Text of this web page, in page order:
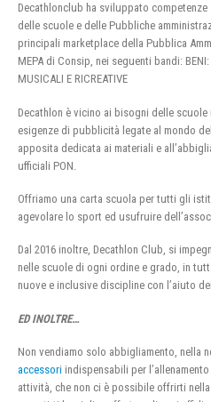
Decathlonclub ha sviluppato
delle scuole e delle Pubbliche
principali marketplace della Pubblica
MEPA di Consip, nei seguenti bandi: BENI:
MUSICALI E RICREATIVE
Decathlon è vicino ai bisogni delle
esigenze di pubblicità legate al mondo
apposita dedicata ai materiali e
ufficiali PON.
Offriamo una carta scuola per tutti gli
agevolare lo sport ed usufruire
Dal 2016 inoltre, Decathlon Club, si
nelle scuole di ogni ordine e grado, in
nuove e inclusive discipline con l’aiuto
ED INOLTRE…
Non vendiamo solo abbigliamento, nella
accessori indispensabili per
attività, che non ci è possibile offrirti nella